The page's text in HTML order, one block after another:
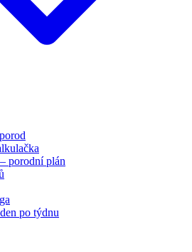
porodní plán
po týdnu